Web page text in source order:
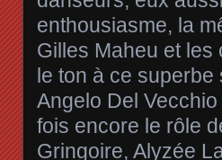
enthousiasme, la
Gilles Maheu et
le ton à ce
Angelo Del
fois encore le rôle
Gringoire, Alyzée